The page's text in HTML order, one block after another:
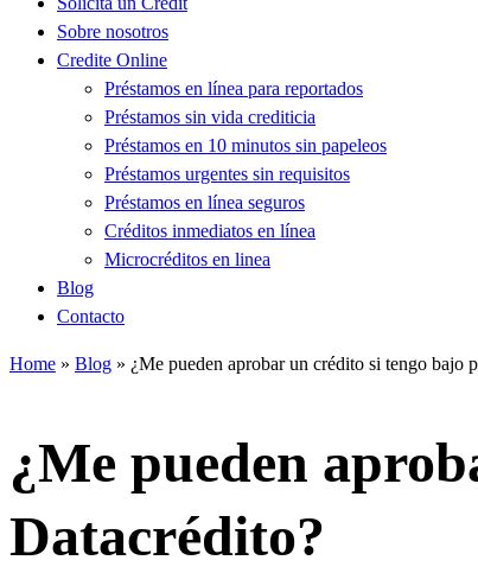
Sobre nosotros
Credite Online
Préstamos en línea para reportados
Préstamos sin vida crediticia
Préstamos en 10 minutos sin papeleos
Préstamos urgentes sin requisitos
Préstamos en línea seguros
Créditos inmediatos en línea
Microcréditos en linea
Blog
Contacto
Home » Blog » ¿Me pueden aprobar un crédito si tengo bajo
¿Me pueden
Datacrédito?